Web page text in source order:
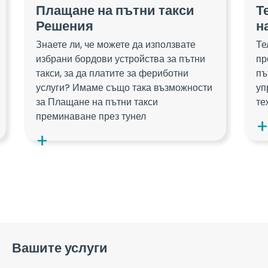
Плащане на пътни такси
Решения
Знаете ли, че можете да използвате
избрани бордови устройства за пътни
такси, за да платите за фериботни
услуги? Имаме също така възможности
за Плащане на пътни такси
преминаване през тунел
Вашите услуги